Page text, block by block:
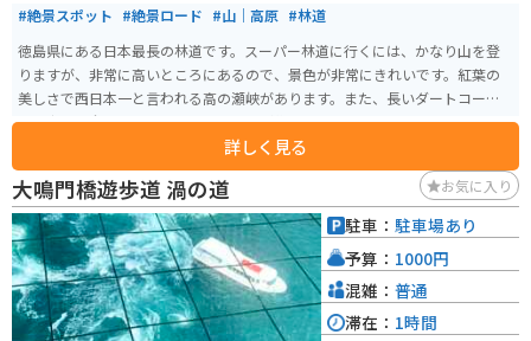
#絶景スポット #絶景ロード #山｜高原 #林道
徳島県にある日本最長の林道です。スーパー林道に行くには、かなり山を登
りますが、非常に高いところにあるので、景色が非常にきれいです。紅葉の
美しさで西日本一と言われる高の瀬峡があります。また、長いダートコース
を目当てに全国からオフロードバイクが集まってきます。
詳しく見る
大鳴門橋遊歩道 渦の道 お気に入り
駐車： 駐車場あり
予算： 1000円
混雑： 普通
滞在： 1時間